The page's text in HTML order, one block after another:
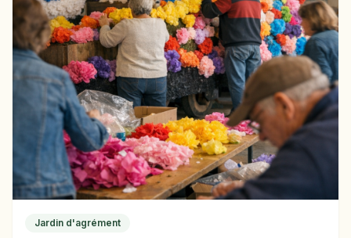
Jardin d'agrément